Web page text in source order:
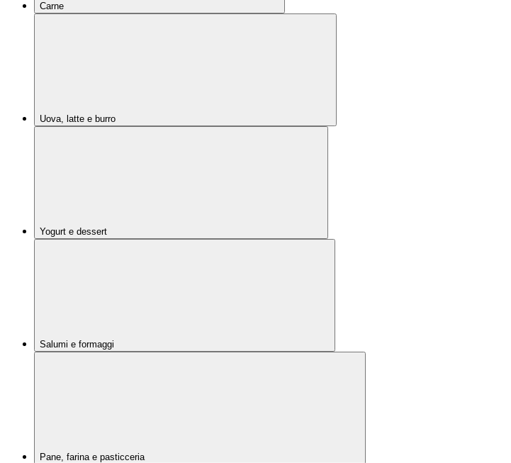
Carne
Uova, latte e burro
Yogurt e dessert
Salumi e formaggi
Pane, farina e pasticceria